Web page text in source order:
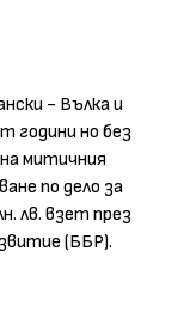
- Вълка и
години но без
митичния
по дело за
лв. взет през
(ББР).